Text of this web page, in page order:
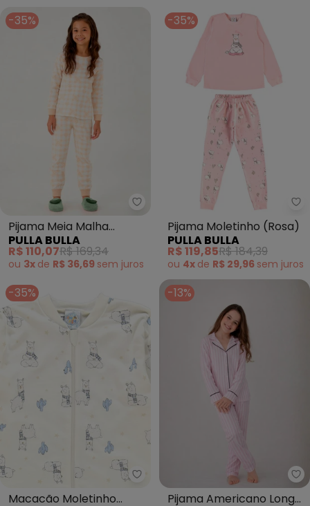
-35%
Pulla Bulla - Pijama Meia Malha
Pijama Meia Malha
(Bege)
PULLA BULLA
R$ 110,07R$ 169,34
ou 3x de R$ 36,69 sem juros
-35%
Pijama Moletinho (Rosa)
PULLA BULLA
R$ 119,85R$ 184,39
ou 4x de R$ 29,96 sem juros
-35%
Pulla Bulla - Macacão
Macacão Moletinho
-13%
Pijama Americano Longo